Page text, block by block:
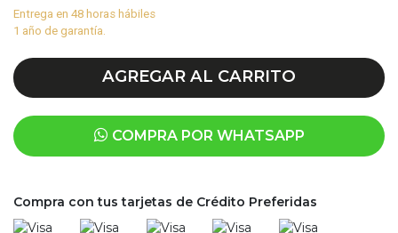
Entrega en 48 horas hábiles
1 año de garantía.
AGREGAR AL CARRITO
COMPRA POR WHATSAPP
Compra con tus tarjetas de Crédito Preferidas